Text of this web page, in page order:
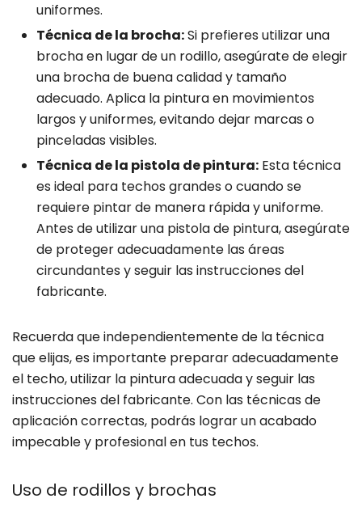
uniformes.
Técnica de la brocha:Si prefieres utilizar una
brocha en lugar de un rodillo, asegúrate de elegir
una brocha de buena calidad y tamaño
adecuado. Aplica la pintura en movimientos
largos y uniformes, evitando dejar marcas o
pinceladas visibles.
Técnica de la pistola de pintura: Esta técnica
es ideal para techos grandes o cuando se
requiere pintar de manera rápida y uniforme.
Antes de utilizar una pistola de pintura, asegúrate
de proteger adecuadamente las áreas
circundantes y seguir las instrucciones del
fabricante.
Recuerda que independientemente de la técnica
que elijas, es importante preparar adecuadamente
el techo, utilizar la pintura adecuada y seguir las
instrucciones del fabricante. Con las técnicas de
aplicación correctas, podrás lograr un acabado
impecable y profesional en tus techos.
Uso de rodillos y brochas